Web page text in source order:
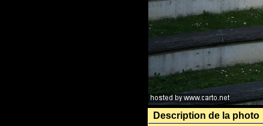
Description de la photo